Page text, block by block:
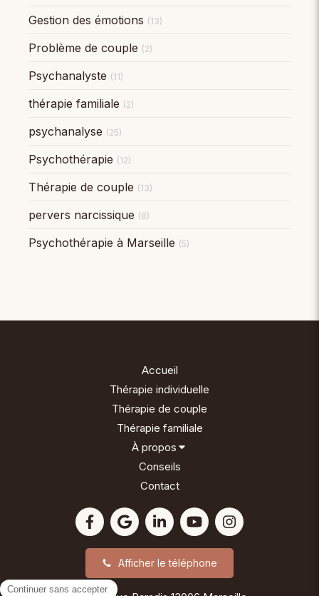
Gestion des émotions (13)
Problème de couple (2)
Psychanalyste (11)
thérapie familiale (2)
psychanalyse (25)
Psychothérapie (12)
Thérapie de couple (13)
pervers narcissique (8)
Psychothérapie à Marseille (5)
Accueil
Thérapie individuelle
Thérapie de couple
Thérapie familiale
À propos
Conseils
Contact
Afficher le téléphone